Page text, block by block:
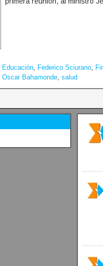
Educación, Federico Sciurano,
Oscar Bahamonde, salud